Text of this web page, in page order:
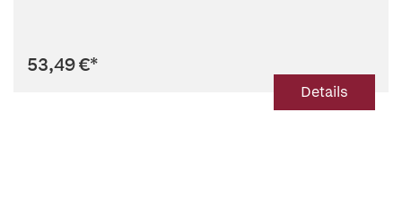
53,49 €*
Details